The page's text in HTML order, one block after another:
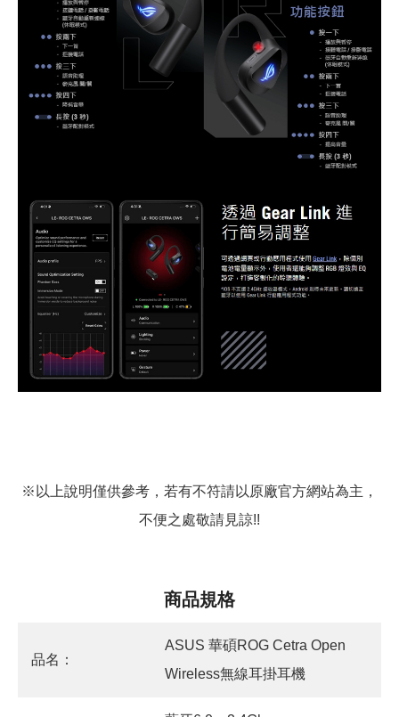
※以上說明僅供參考，若有不符請以原廠官方網站為主，
不便之處敬請見諒!!
商品規格
品名：
ASUS 華碩ROG Cetra Open
Wireless無線耳掛耳機